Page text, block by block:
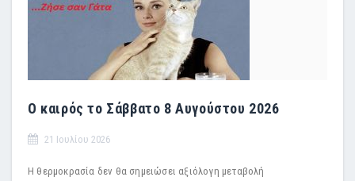
Ο καιρός το Σάββατο 8 Αυγούστου 2026
21 Ιουλίου 2026
Η θερμοκρασία δεν θα σημειώσει αξιόλογη μεταβολή